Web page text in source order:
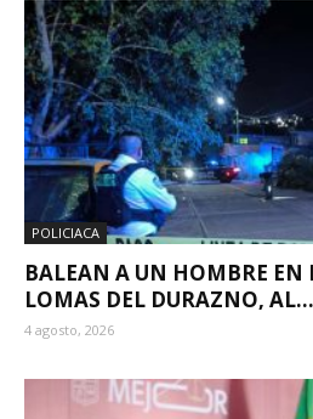
POLICIACA
BALEAN A UN HOMBRE EN
LOMAS DEL DURAZNO, AL...
4 agosto, 2026